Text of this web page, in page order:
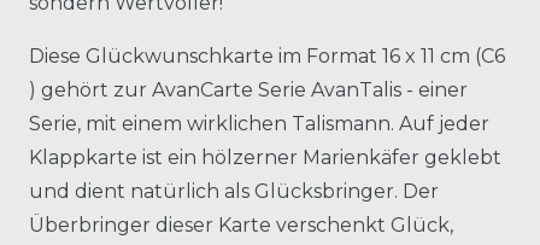
Diese Glückwunschkarte im Format 16 x 11 cm (C6
) gehört zur AvanCarte Serie AvanTalis - einer
Serie, mit einem wirklichen Talismann. Auf jeder
Klappkarte ist ein hölzerner Marienkäfer geklebt
und dient natürlich als Glücksbringer. Der
Überbringer dieser Karte verschenkt Glück,